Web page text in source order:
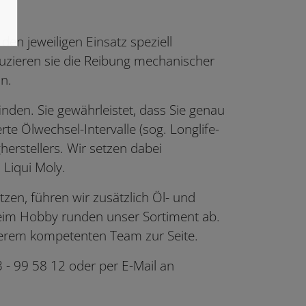
jeweiligen Einsatz speziell
sie die Reibung mechanischer
Sie gewährleistet, dass Sie genau
Ölwechsel-Intervalle (sog. Longlife-
Wir setzen dabei
Moly.
führen wir zusätzlich Öl- und
Hobby runden unser Sortiment ab.
kompetenten Team zur Seite.
99 58 12 oder per E-Mail an